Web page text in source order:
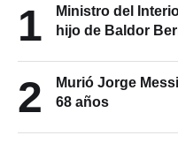
1
Ministro del
hijo de Baldor
2
Murió Jorge
68 años